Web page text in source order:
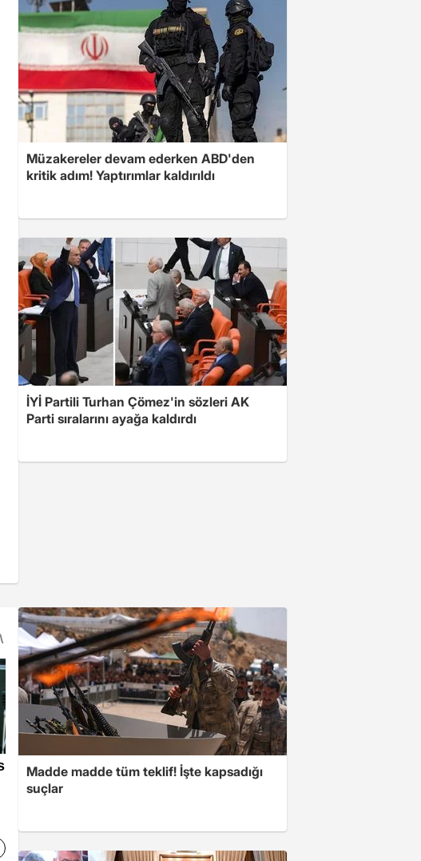
Müzakereler devam ederken ABD'den
kritik adım! Yaptırımlar kaldırıldı
İYİ Partili Turhan Çömez'in sözleri AK
Parti sıralarını ayağa kaldırdı
Madde madde tüm teklif! İşte kapsadığı
suçlar